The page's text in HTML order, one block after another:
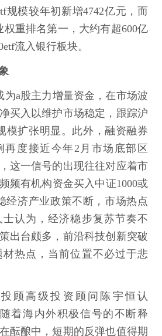
规模较年初新增4742亿元，而
权重排名第一，大约有超600亿
流入银行板块。
为a股主力增量资金，在市场波
买入以维护市场稳定，跟踪沪
模扩张明显。此外，融资融券
再度接近今年2月市场底部区
这一信号的出现往往对应着市
频有机构资金买入中证1000或
经济产业政策不断，市场热点
认为，经济稳步复苏节奏不
出台颇多，前沿科技创新突破
热点，当前位置不必过于悲
顾高级投资顾问陈宇恒认
着海内外积极信号的不断释
酝酿中，短期的反弹也值得期